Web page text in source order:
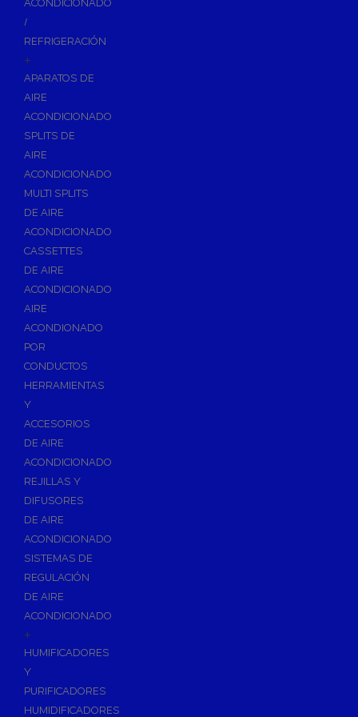
Asientos y Tapas de WC
Lavabos
Urinarios
Bidés
Vertederos Baño
Sanitarios Suspendidos
Placas de Accionamiento para Cisternas
Cisternas Empotradas
Seguridad en el Baño
Wellness
Calefacción y A.C.S
Accesorios de Calefacción
Vasos de Expansión
Termometros
Otros accesorios de calefacción
Accesorios de Radiadores
Tapones, purgadores y accesorios para radiador
Soportes para Radiadores
Acumuladores e Interacumuladores
Bombas Circuladoras / Grupos de Bombeo
Bombas de Calefacción
Bombas Simples para ACS
Calderas
Grupos Térmicos de Gasóleo
ACONDICIONADO
/
REFRIGERACIÓN
+
APARATOS DE
AIRE
ACONDICIONADO
SPLITS DE
AIRE
ACONDICIONADO
MULTI SPLITS
DE AIRE
ACONDICIONADO
CASSETTES
DE AIRE
ACONDICIONADO
AIRE
ACONDIONADO
POR
CONDUCTOS
HERRAMIENTAS
Y
ACCESORIOS
DE AIRE
ACONDICIONADO
REJILLAS Y
DIFUSORES
DE AIRE
ACONDICIONADO
SISTEMAS DE
REGULACIÓN
DE AIRE
ACONDICIONADO
+
HUMIFICADORES
Y
PURIFICADORES
HUMIDIFICADORES